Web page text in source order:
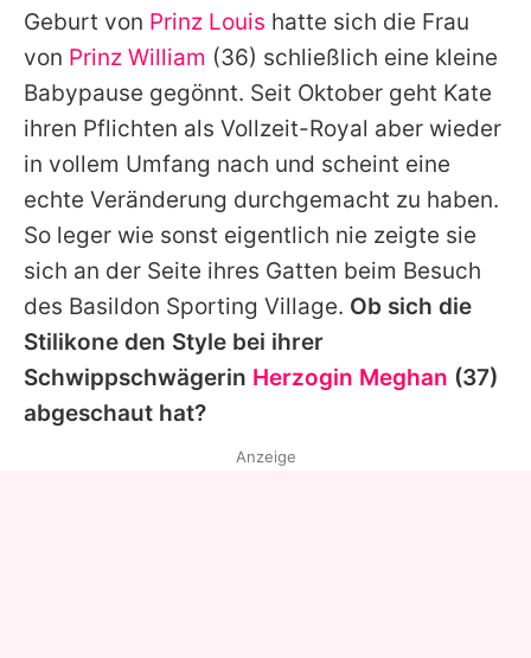
Utiq verwalten
Geburt von Prinz Louis hatte sich die Frau
von Prinz William (36) schließlich eine kleine
Babypause gegönnt. Seit Oktober geht Kate
ihren Pflichten als Vollzeit-Royal aber wieder
in vollem Umfang nach und scheint eine
echte Veränderung durchgemacht zu haben.
So leger wie sonst eigentlich nie zeigte sie
sich an der Seite ihres Gatten beim Besuch
des Basildon Sporting Village. Ob sich die
Stilikone den Style bei ihrer
Schwippschwägerin Herzogin Meghan (37)
abgeschaut hat?
Anzeige